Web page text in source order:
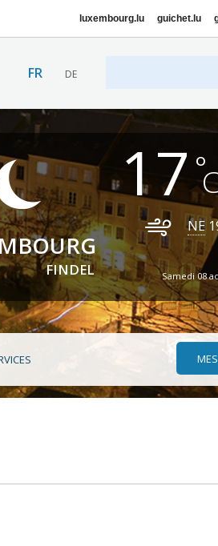
luxembourg.lu guichet.lu
FR DE
FINDEL
17
NE
Samedi 08